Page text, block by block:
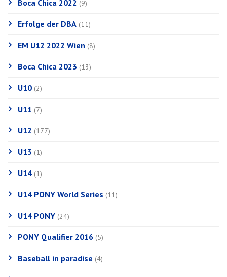
Boca Chica 2022 (9)
Erfolge der DBA (11)
EM U12 2022 Wien (8)
Boca Chica 2023 (13)
U10 (2)
U11 (7)
U12 (177)
U13 (1)
U14(1)
U14 PONY World Series (11)
U14 PONY (24)
PONY Qualifier 2016 (5)
Baseball in paradise (4)